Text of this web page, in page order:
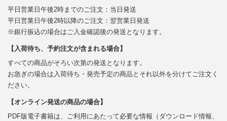
平日営業日午後2時までのご注文：当日発送
平日営業日午後2時以降のご注文：翌営業日発送
※銀行振込の場合はご入金確認後の発送となります。
【入荷待ち、予約注文が含まれる場合】
すべての商品がそろい次第の発送となります。
お急ぎの場合は入荷待ち・発売予定の商品とそれ以外を分けてご注文く
ださい。
【オンライン発送の商品の場合】
PDF版電子書籍は、ご利用にあたって必要な情報（ダウンロード情報、